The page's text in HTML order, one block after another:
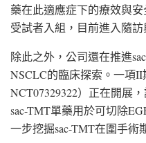
藥在此適應症下的療效與
受試者入組，目前進入隨訪
除此之外，公司還在推進
NSCLC的臨床探索。一項II
NCT07329322）正在開展
sac-TMT單藥用於可切除
一步挖掘sac-TMT在圍手術